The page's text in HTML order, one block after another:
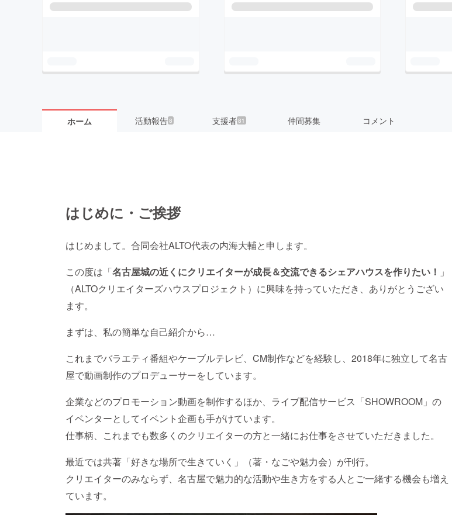
ホーム 活動報告8 支援者81 仲間募集 コメント
はじめに・ご挨拶
はじめまして。合同会社ALTO代表の内海大輔と申します。
この度は「名古屋城の近くにクリエイターが成長＆交流できるシェアハウスを作りたい！ 」
（ALTOクリエイターズハウスプロジェクト）に興味を持っていただき、ありがとうござい
ます。
まずは、私の簡単な自己紹介から…
これまでバラエティ番組やケーブルテレビ、CM制作などを経験し、2018年に独立して名古
屋で動画制作のプロデューサーをしています。
企業などのプロモーション動画を制作するほか、ライブ配信サービス「SHOWROOM」の
イベンターとしてイベント企画も手がけています。
仕事柄、これまでも数多くのクリエイターの方と一緒にお仕事をさせていただきました。
最近では共著「好きな場所で生きていく」（著・なごや魅力会）が刊行。
クリエイターのみならず、名古屋で魅力的な活動や生き方をする人とご一緒する機会も増え
ています。